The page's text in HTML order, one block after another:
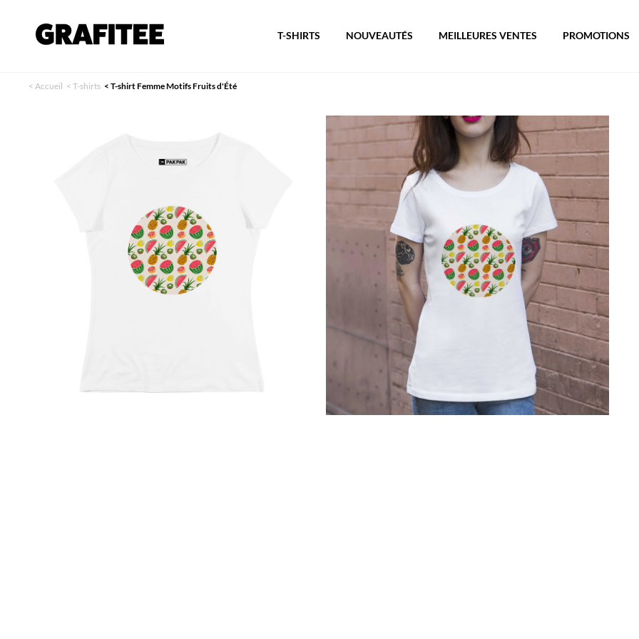
T-SHIRTS NOUVEAUTÉS MEILLEURES VENTES PROMOTIONS
< Accueil < T-shirts < T-shirt Femme Motifs Fruits d'Été